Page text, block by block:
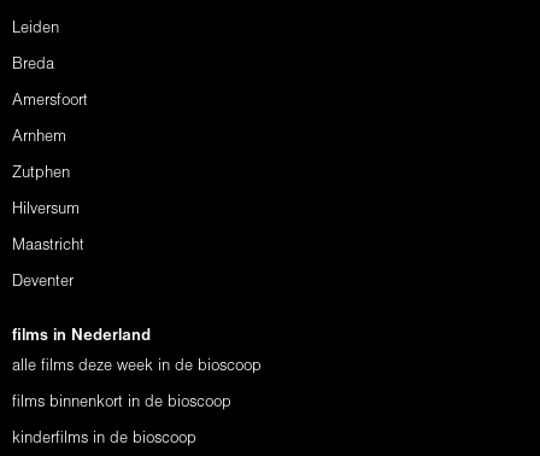
Leiden
Breda
Amersfoort
Arnhem
Zutphen
Hilversum
Maastricht
Deventer
films in Nederland
alle films deze week in de bioscoop
films binnenkort in de bioscoop
kinderfilms in de bioscoop